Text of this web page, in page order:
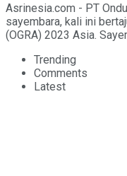
Asrinesia.com - PT
sayembara, kali ini
(OGRA) 2023 Asia.
Trending
Comments
Latest